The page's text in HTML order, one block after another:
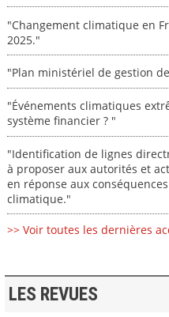
"Changement climatique en
2025."
"Plan ministériel de gestion
"Événements climatiques
système financier ? "
"Identification de lignes
à proposer aux autorités et
en réponse aux
climatique."
>> Voir toutes les dernières
LES REVUES